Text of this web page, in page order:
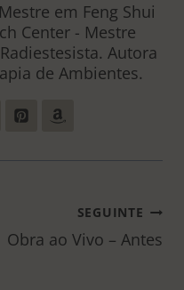
em Feng Shui
Center - Mestre
Autora
de Ambientes.
SEGUINTE
Obra ao Vivo – Antes